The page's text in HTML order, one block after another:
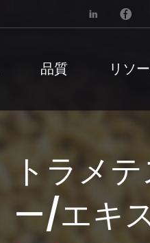
 
品質 リソ
トラメ
ー/エキ